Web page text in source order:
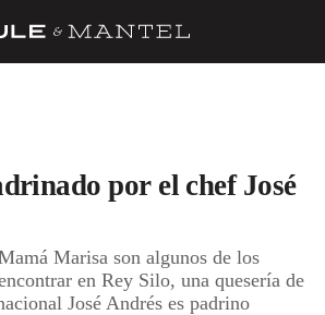
por el chef José
Marisa son algunos de los
en Rey Silo, una quesería de
José Andrés es padrino